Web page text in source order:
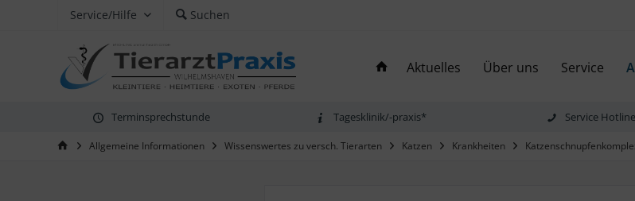
Service/Hilfe Suchen
Aktuelles Über uns Service
Terminsprechstunde Tagesklinik/-praxis* Service
Allgemeine Informationen Wissenswertes zu versch. Tierarten Katzen Krankheiten